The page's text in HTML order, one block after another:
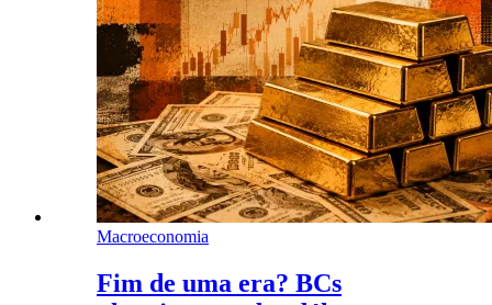
Macroeconomia
Fim de uma era? BCs